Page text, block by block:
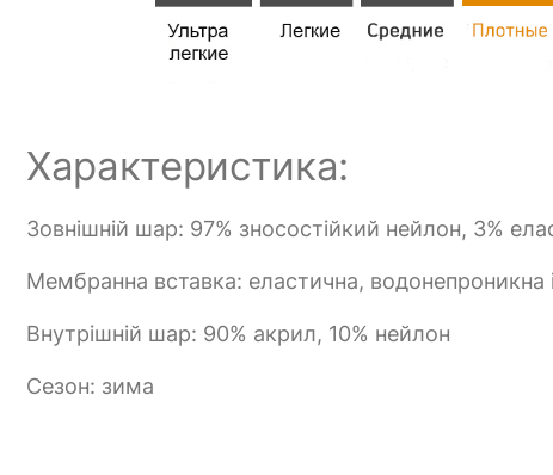
Характеристика:
Зовнішній шар: 97% зносостійкий нейлон, 3%
Мембранна вставка: еластична,
Внутрішній шар: 90% акрил, 10% нейлон
Сезон: зима